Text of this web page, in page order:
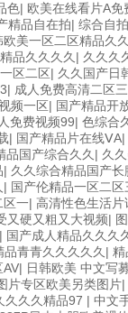
色| 欧美在线看片A免
精品自在拍| 综合自
欧美一区二区精品久
品久久久久 | 久久久
区二区| 久久国产日
| 成人免费高清二区
频一区| 国产精品开
免费视频99| 色综合
| 国产精品片在线ⅤA|
品国产综合久久 | 久
| 久久综合精品国产长
| 国产伦精品一区二
区一| 高清性色生活片
又硬又粗又大视频|
| 国产成人精品久久久
品青青久久久久久 | 精
| 日韩欧美 中文写
片专区欧美另类图片|
久久久精品97 | 中文